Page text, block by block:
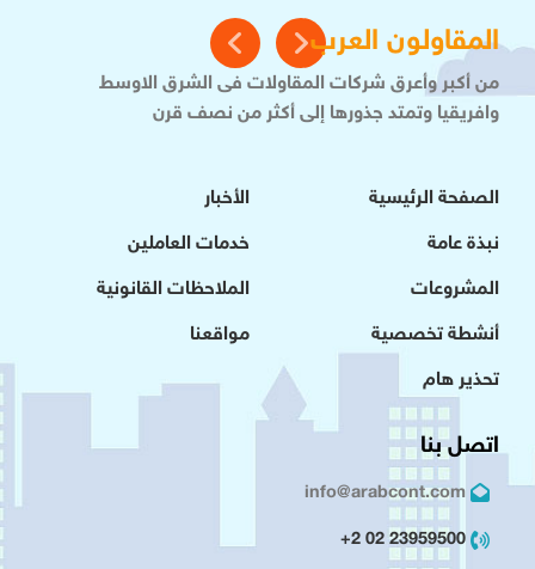
المقاولون العرب
من أكبر وأعرق شركات المقاولات فى الشرق الاوسط
وافريقيا وتمتد جذورها إلى أكثر من نصف قرن
الصفحة الرئيسية
نبذة عامة
المشروعات
أنشطة تخصصية
تحذير هام
الأخبار
خدمات العاملين
الملاحظات القانونية
مواقعنا
اتصل بنا
info@arabcont.com
23959500 02 2+